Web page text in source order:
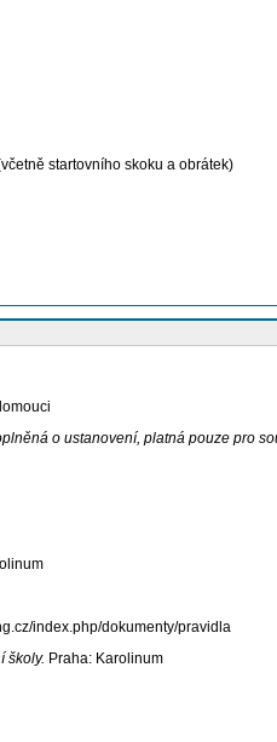
startovního skoku a obrátek)
o ustanovení, platná pouze pro
index.php/dokumenty/pravidla
školy. Praha: Karolinum